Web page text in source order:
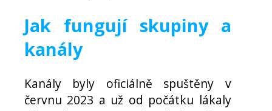
Jak fungují skupiny a
kanály
Kanály byly oficiálně spuštěny v
červnu 2023 a už od počátku lákaly